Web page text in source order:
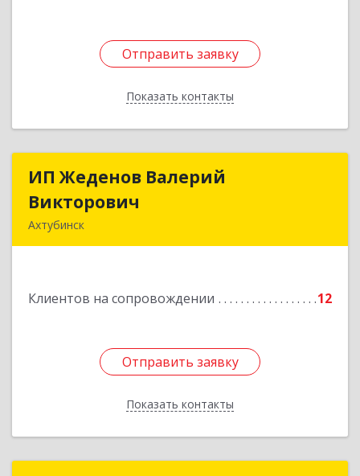
Отправить заявку
Показать контакты
Отправить заявку
Назад
ИП Жеденов Валерий
Викторович
Ахтубинск
Клиентов на сопровождении 12
Отправить заявку
Показать контакты
ИП Жеденов Валерий
Подробнее
Отправить заявку
Назад